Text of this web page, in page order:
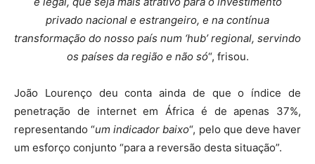
privado nacional e estrangeiro, e na contínua
transformação do nosso país num ‘hub’ regional, servindo
os países da região e não só“, frisou.
João Lourenço deu conta ainda de que o índice de
penetração de internet em África é de apenas 37%,
representando “um indicador baixo“, pelo que deve haver
um esforço conjunto “para a reversão desta situação”.